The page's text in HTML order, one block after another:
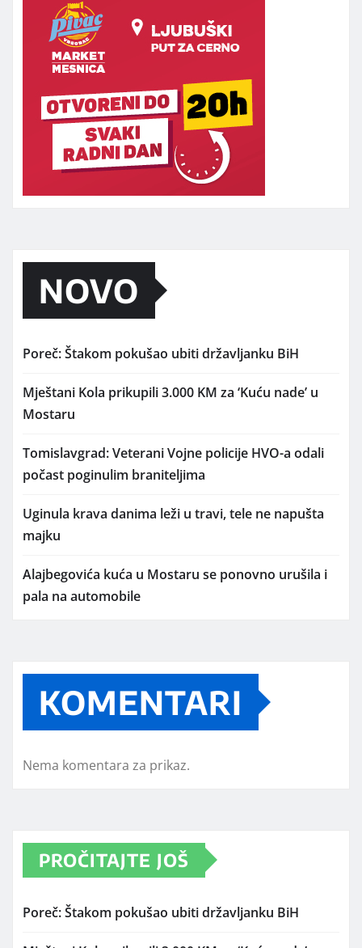
NOVO
Poreč: Štakom pokušao ubiti državljanku BiH
Mještani Kola prikupili 3.000 KM za ‘Kuću nade’ u
Mostaru
Tomislavgrad: Veterani Vojne policije HVO-a odali
počast poginulim braniteljima
Uginula krava danima leži u travi, tele ne napušta
majku
Alajbegovića kuća u Mostaru se ponovno urušila i
pala na automobile
KOMENTARI
Nema komentara za prikaz.
PROČITAJTE JOŠ
Poreč: Štakom pokušao ubiti državljanku BiH